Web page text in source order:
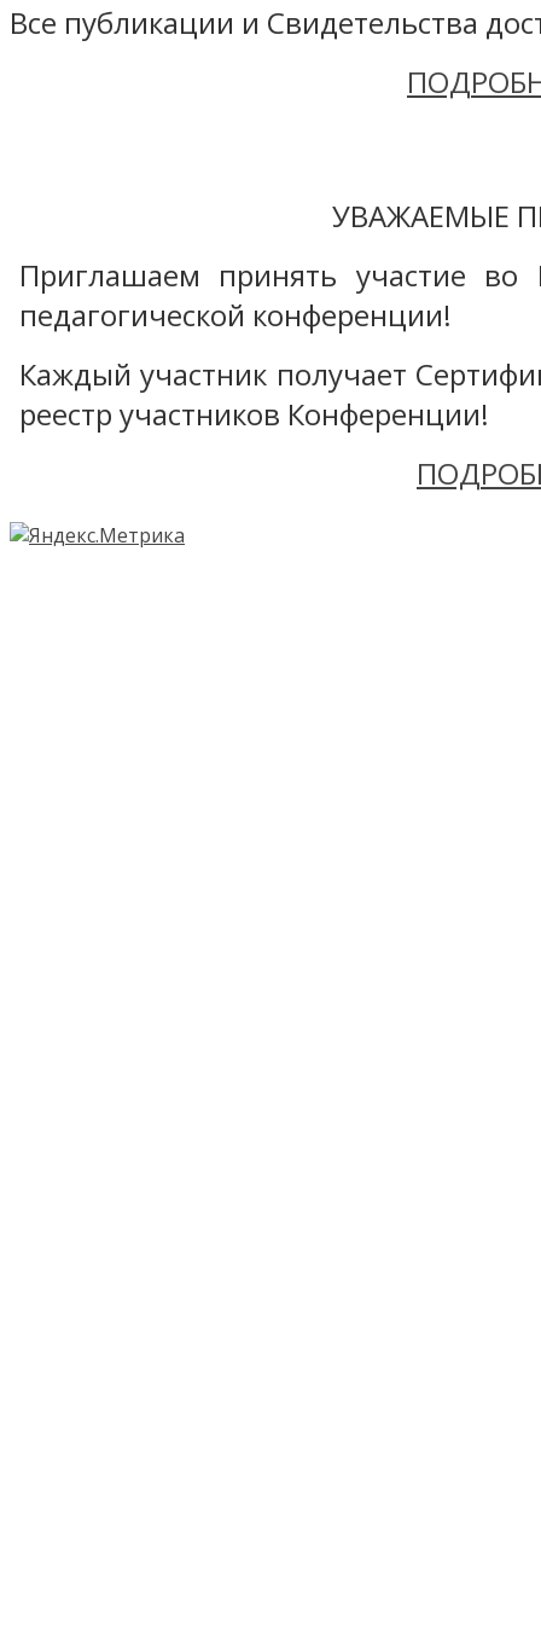
Все публикации и Свидетельства
УВАЖАЕМЫЕ
Приглашаем принять участие во
педагогической конференции!
Каждый участник получает
реестр участников Конференции!